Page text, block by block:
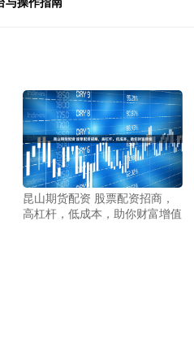
昆山期货配资 股票配资招商，
高杠杆，低成本，助你财富增值